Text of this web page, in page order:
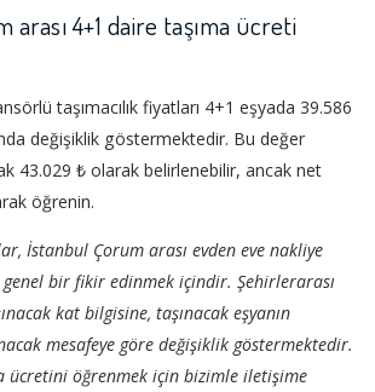
4+1 daire taşıma ücreti
taşımacılık fiyatları 4+1 eşyada 39.586
değişiklik göstermektedir. Bu değer
43.029 ₺ olarak belirlenebilir, ancak net
öğrenin.
İstanbul Çorum arası evden eve nakliye
bir fikir edinmek içindir. Şehirlerarası
kat bilgisine, taşınacak eşyanın
mesafeye göre değişiklik göstermektedir.
ücretini öğrenmek için bizimle iletişime